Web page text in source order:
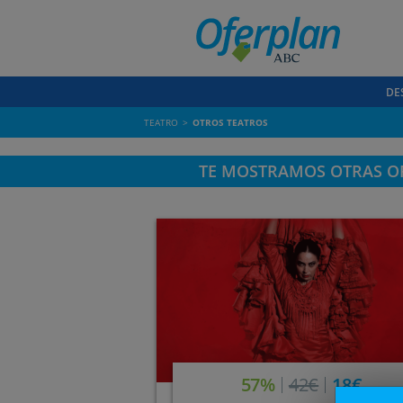
TEATRO OTROS TEATROS
TE MOSTRAMOS OTRAS
57% 42€ 18€